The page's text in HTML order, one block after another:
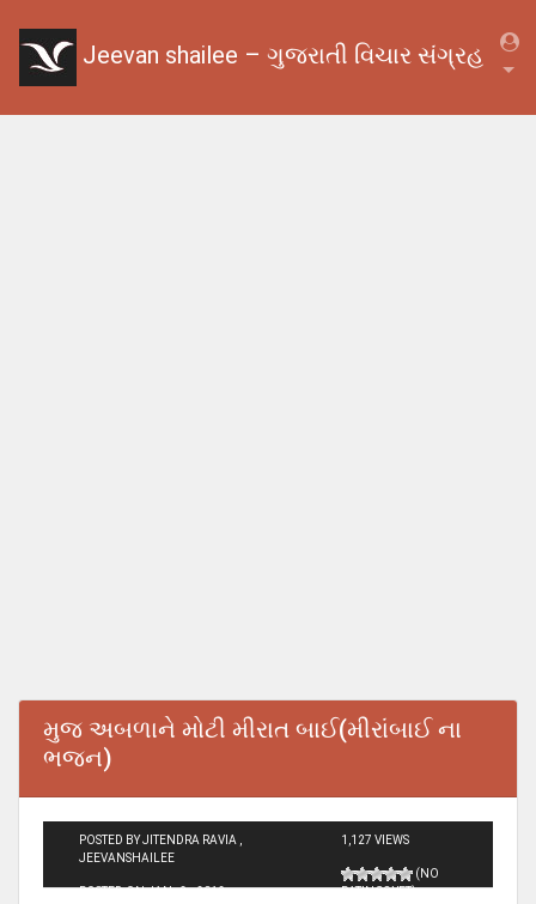
Jeevan shailee – ગુજરાતી વિચાર સંગ્રહ
મુજ અબળાને મોટી મીરાત બાઈ(મીરાંબાઈ ના
ભજન)
POSTED BY JITENDRA RAVIA ,
JEEVANSHAILEE
POSTED ON JAN - 3 - 2012
1,127 VIEWS
(NO
RATINGS YET)